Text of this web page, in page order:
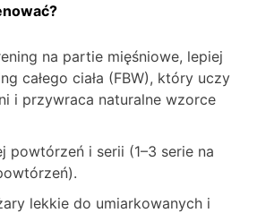
na partie mięśniowe, lepiej
całego ciała (FBW), który uczy
i przywraca naturalne wzorce
powtórzeń i serii (1–3 serie na
lekkie do umiarkowanych i